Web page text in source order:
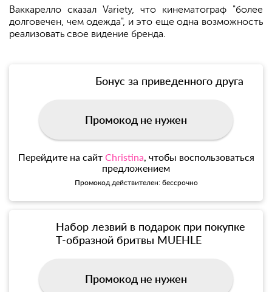
Ваккарелло сказал Variety, что кинематограф "более
долговечен, чем одежда", и это еще одна возможность
реализовать свое видение бренда.
Бонус за приведенного друга
Промокод не нужен
Перейдите на сайт Christina, чтобы воспользоваться
предложением
Промокод действителен: бессрочно
Набор лезвий в подарок при покупке
Т-образной бритвы MUEHLE
Промокод не нужен